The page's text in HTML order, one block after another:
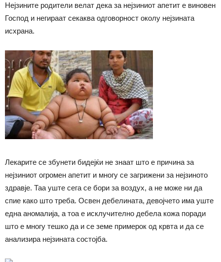
Нејзините родители велат дека за нејзиниот апетит е виновен
Господ и негираат секаква одговорност околу нејзината
исхрана.
Лекарите се збунети бидејќи не знаат што е причина за
нејзиниот огромен апетит и многу се загрижени за нејзиното
здравје. Таа уште сега се бори за воздух, а не може ни да
спие како што треба. Освен дебелината, девојчето има уште
една аномалија, а тоа е исклучително дебела кожа поради
што е многу тешко да и се земе примерок од крвта и да се
анализира нејзината состојба.